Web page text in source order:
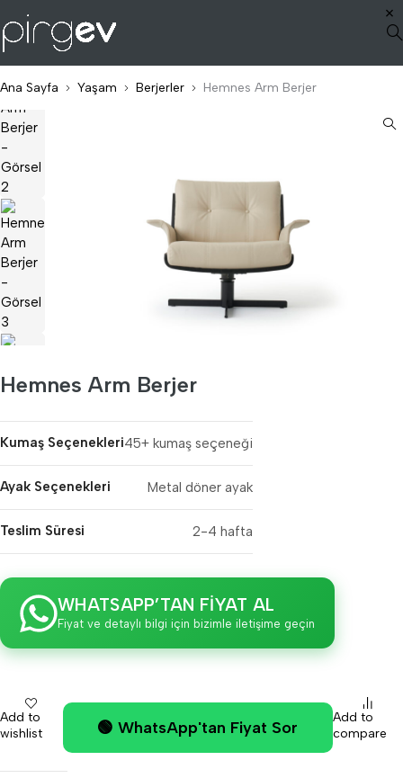
Ana Sayfa Yaşam Berjerler Hemnes Arm Berjer
Hemnes Arm Berjer
Kumaş Seçenekleri45+ kumaş seçeneği
Ayak Seçenekleri Metal döner ayak
Teslim Süresi 2-4 hafta
WHATSAPP’TAN FİYAT AL
Fiyat ve detaylı bilgi için bizimle iletişime geçin
Add to
wishlist
🟢 WhatsApp'tan Fiyat Sor
Add to
compare